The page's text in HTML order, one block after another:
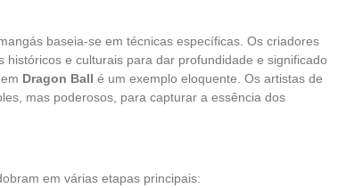
baseia-se em técnicas específicas. Os criadores
e culturais para dar profundidade e significado
em Dragon Ball é um exemplo eloquente. Os artistas de
mas poderosos, para capturar a essência dos
em várias etapas principais: